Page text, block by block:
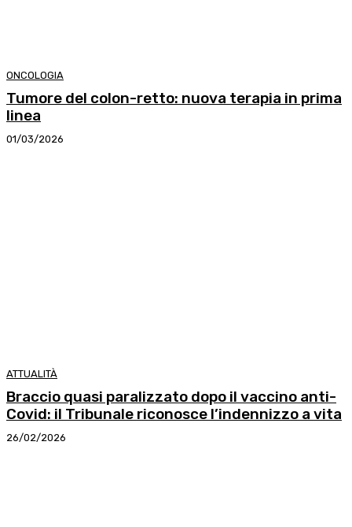
ONCOLOGIA
Tumore del colon-retto: nuova terapia in prima
linea
01/03/2026
ATTUALITÀ
Braccio quasi paralizzato dopo il vaccino anti-
Covid: il Tribunale riconosce l’indennizzo a vita
26/02/2026